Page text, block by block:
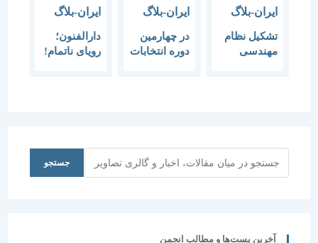
تشکیل نظام
مهندسی
در چهارمین
دوره انتخابات
صندوق رای
می رود
دارالفنون؛
رویای ناتمام!
جستجو
آخرین پست‌ها و مطالب انجمن